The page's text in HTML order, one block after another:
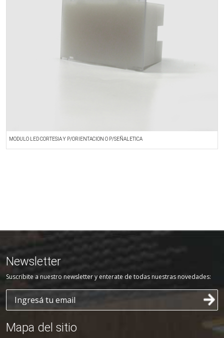
MODULO LED CORTESIA Y P/ORIENTACION O P/SEÑALETICA
Newsletter
Suscribite a nuestro newsletter y enterate de todas nuestras novedades:
Mapa del sitio